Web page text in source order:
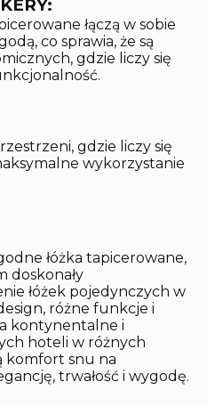
łączą w sobie
co sprawia, że są
gdzie liczy się
gdzie liczy się
wykorzystanie
łóżka tapicerowane,
doskonały
łóżek pojedynczych w
różne funkcje i
kontynentalne i
hoteli w różnych
komfort snu na
trwałość i wygodę.